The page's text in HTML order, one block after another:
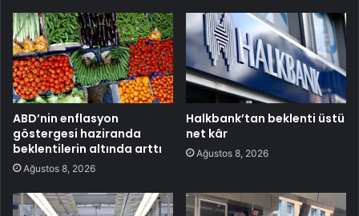
ABD’nin enflasyon
göstergesi haziranda
beklentilerin altında arttı
Ağustos 8, 2026
Halkbank’tan beklenti üstü
net kâr
Ağustos 8, 2026